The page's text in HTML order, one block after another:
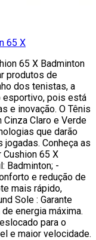
65 X
65 X Badminton
produtos de
dos tenistas, a
esportivo, pois está
e inovação. O Tênis
Cinza Claro e Verde
que darão
Conheça as
65 X
Badminton; -
e redução de
mais rápido,
Sole : Garante
energia máxima.
para o
e maior velocidade.